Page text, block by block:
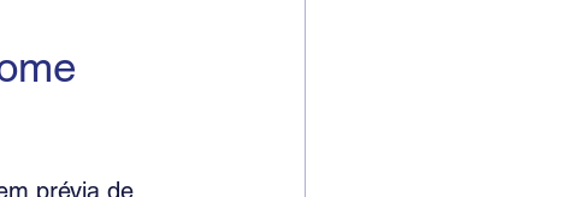
prévia de